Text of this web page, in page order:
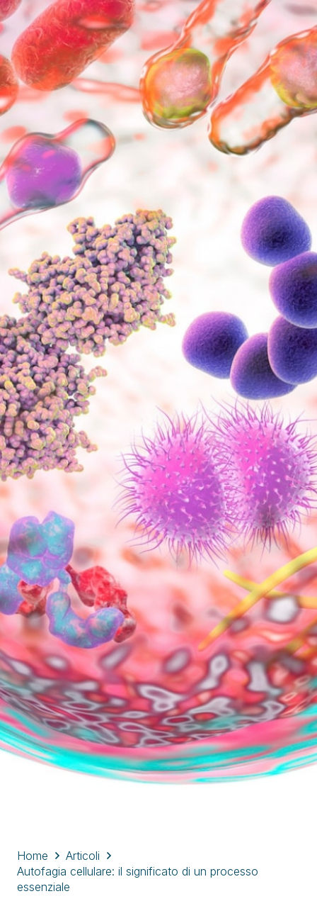
Home
Articoli
Autofagia cellulare: il significato di un processo
essenziale